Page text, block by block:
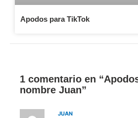
Apodos para TikTok
1 comentario en
nombre Juan”
JUAN